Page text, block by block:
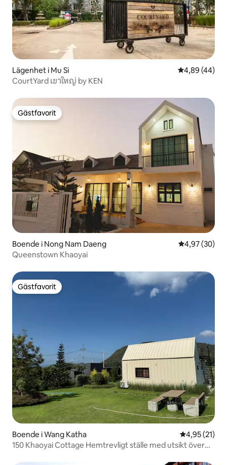
Lägenhet i Mu Si 4,89 av 5 i
4,89 (44)
CourtYard เขาใหญ่ by KEN
Gästfavorit
Gästfavorit
Boende i Nong Nam Daeng 4,97 av 5 i
4,97 (30)
Queenstown Khaoyai
Gästfavorit
Gästfavorit
Boende i Wang Katha 4,95 av 5 i
4,95 (21)
150 Khaoyai Cottage Hemtrevligt ställe med utsikt över